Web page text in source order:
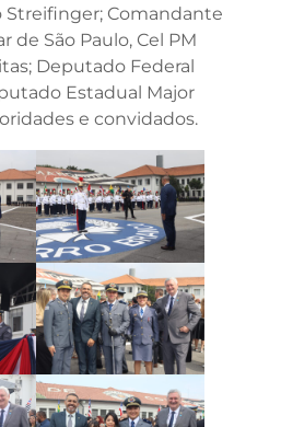
Streifinger; Comandante
de São Paulo, Cel PM
Deputado Federal
Estadual Major
e convidados.